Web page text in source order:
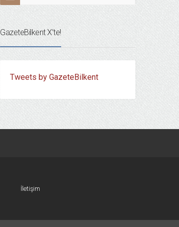
GazeteBilkent X’te!
Tweets by GazeteBilkent
İletişim